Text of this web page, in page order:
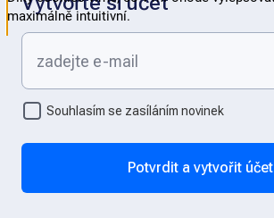
Souhlasím se zasíláním novinek
Potvrdit a vytvořit účet